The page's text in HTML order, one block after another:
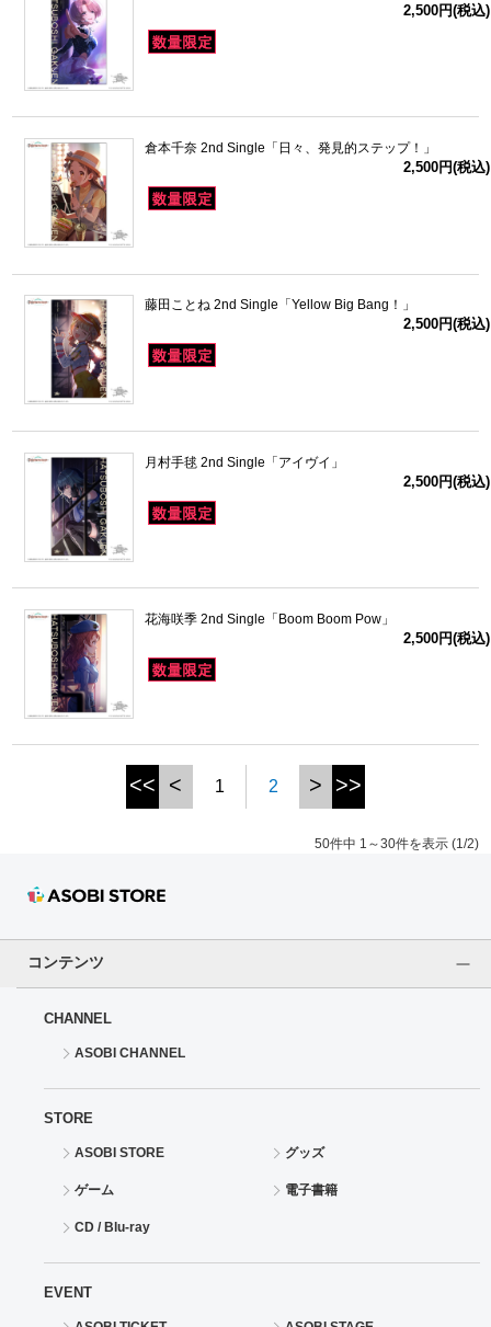
2,500円(税込)
倉本千奈 2nd Single「日々、発見的ステップ！」
2,500円(税込)
藤田ことね 2nd Single「Yellow Big Bang！」
2,500円(税込)
月村手毬 2nd Single「アイヴイ」
2,500円(税込)
花海咲季 2nd Single「Boom Boom Pow」
2,500円(税込)
<< < 1 2 > >>
50件中 1～30件を表示 (1/2)
コンテンツ
CHANNEL
ASOBI CHANNEL
STORE
ASOBI STORE グッズ
ゲーム 電子書籍
CD / Blu-ray
EVENT